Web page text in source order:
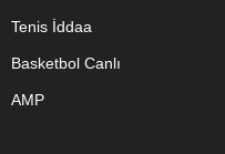
Tenis İddaa
Basketbol Canlı
AMP